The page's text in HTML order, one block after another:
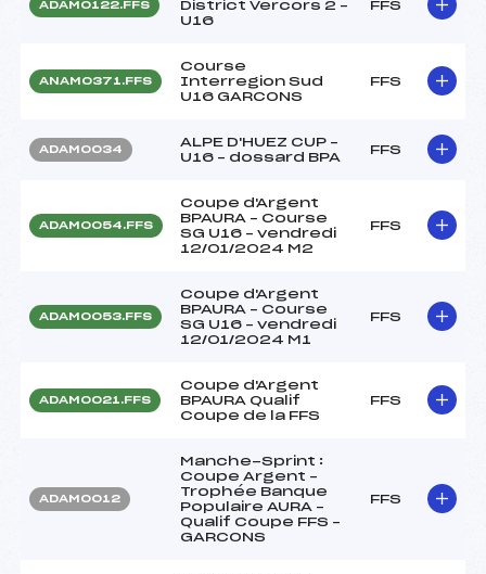
ADAM0122.FFS
District Vercors 2 –
U16
FFS
ANAM0371.FFS
Course
Interregion Sud
U16 GARCONS
FFS
ADAM0034
ALPE D'HUEZ CUP –
U16 – dossard BPA
FFS
ADAM0054.FFS
Coupe d'Argent
BPAURA – Course
SG U16 – vendredi
12/01/2024 M2
FFS
ADAM0053.FFS
Coupe d'Argent
BPAURA – Course
SG U16 – vendredi
12/01/2024 M1
FFS
ADAM0021.FFS
Coupe d'Argent
BPAURA Qualif
Coupe de la FFS
FFS
ADAM0012
Manche-Sprint :
Coupe Argent –
Trophée Banque
Populaire AURA –
Qualif Coupe FFS –
GARCONS
FFS